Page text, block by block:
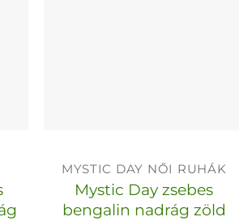
MYSTIC DAY NŐI RUHÁK
Mystic Day zsebes
bengalin nadrág zöld